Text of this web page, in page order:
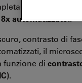
automatizzato..
contrasto di
il
funzione di
.